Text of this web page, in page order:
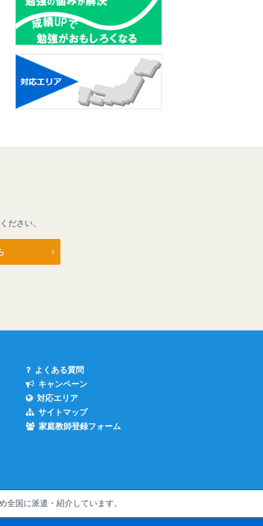
ださい。
よくある質問
キャンペーン
対応エリア
サイトマップ
家庭教師登録フォーム
全国に派遣・紹介しています。